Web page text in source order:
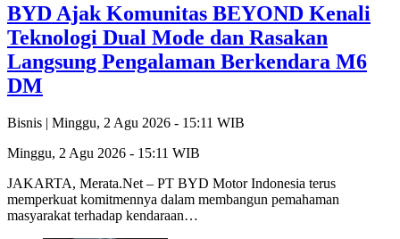
BYD Ajak Komunitas BEYOND Kenali
Teknologi Dual Mode dan Rasakan
Langsung Pengalaman Berkendara M6
DM
Bisnis | Minggu, 2 Agu 2026 - 15:11 WIB
Minggu, 2 Agu 2026 - 15:11 WIB
JAKARTA, Merata.Net – PT BYD Motor Indonesia terus
memperkuat komitmennya dalam membangun pemahaman
masyarakat terhadap kendaraan…